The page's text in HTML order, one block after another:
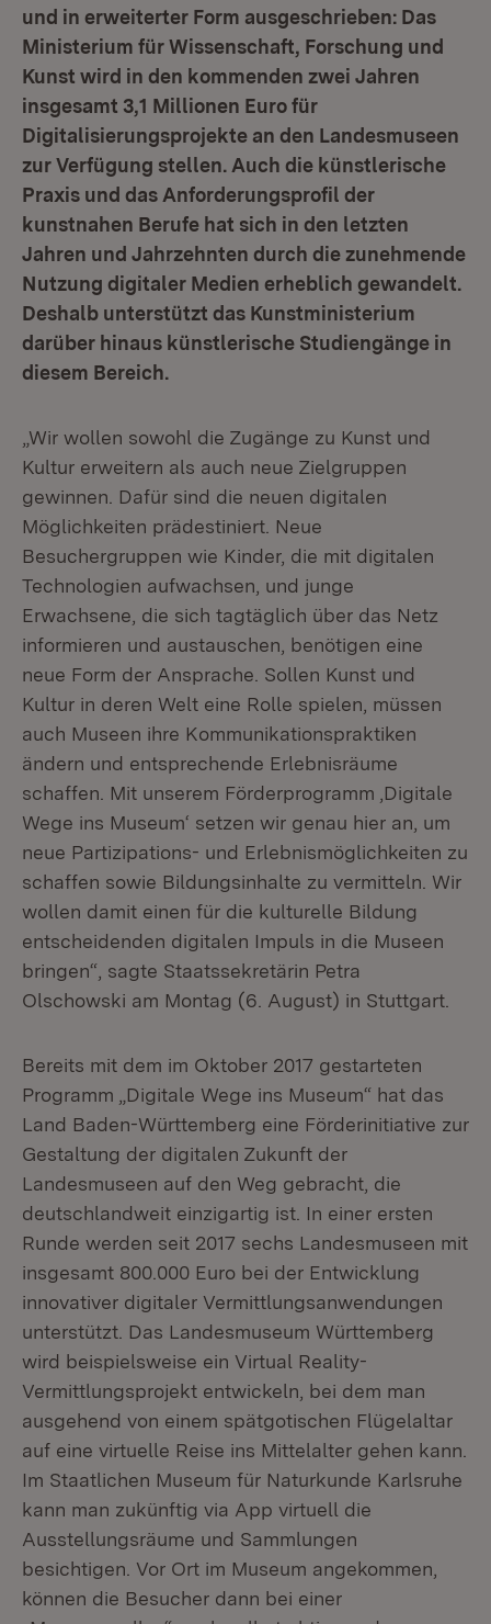
und in erweiterter Form ausgeschrieben: Das
Ministerium für Wissenschaft, Forschung und
Kunst wird in den kommenden zwei Jahren
insgesamt 3,1 Millionen Euro für
Digitalisierungsprojekte an den Landesmuseen
zur Verfügung stellen. Auch die künstlerische
Praxis und das Anforderungsprofil der
kunstnahen Berufe hat sich in den letzten
Jahren und Jahrzehnten durch die zunehmende
Nutzung digitaler Medien erheblich gewandelt.
Deshalb unterstützt das Kunstministerium
darüber hinaus künstlerische Studiengänge in
diesem Bereich.
„Wir wollen sowohl die Zugänge zu Kunst und
Kultur erweitern als auch neue Zielgruppen
gewinnen. Dafür sind die neuen digitalen
Möglichkeiten prädestiniert. Neue
Besuchergruppen wie Kinder, die mit digitalen
Technologien aufwachsen, und junge
Erwachsene, die sich tagtäglich über das Netz
informieren und austauschen, benötigen eine
neue Form der Ansprache. Sollen Kunst und
Kultur in deren Welt eine Rolle spielen, müssen
auch Museen ihre Kommunikationspraktiken
ändern und entsprechende Erlebnisräume
schaffen. Mit unserem Förderprogramm ‚Digitale
Wege ins Museum‘ setzen wir genau hier an, um
neue Partizipations- und Erlebnismöglichkeiten zu
schaffen sowie Bildungsinhalte zu vermitteln. Wir
wollen damit einen für die kulturelle Bildung
entscheidenden digitalen Impuls in die Museen
bringen“, sagte Staatssekretärin Petra
Olschowski am Montag (6. August) in Stuttgart.
Bereits mit dem im Oktober 2017 gestarteten
Programm „Digitale Wege ins Museum“ hat das
Land Baden-Württemberg eine Förderinitiative zur
Gestaltung der digitalen Zukunft der
Landesmuseen auf den Weg gebracht, die
deutschlandweit einzigartig ist. In einer ersten
Runde werden seit 2017 sechs Landesmuseen mit
insgesamt 800.000 Euro bei der Entwicklung
innovativer digitaler Vermittlungsanwendungen
unterstützt. Das Landesmuseum Württemberg
wird beispielsweise ein Virtual Reality-
Vermittlungsprojekt entwickeln, bei dem man
ausgehend von einem spätgotischen Flügelaltar
auf eine virtuelle Reise ins Mittelalter gehen kann.
Im Staatlichen Museum für Naturkunde Karlsruhe
kann man zukünftig via App virtuell die
Ausstellungsräume und Sammlungen
besichtigen. Vor Ort im Museum angekommen,
können die Besucher dann bei einer